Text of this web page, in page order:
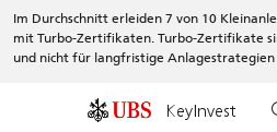
Im Durchschnitt erleiden 7 von 10
mit Turbo-Zertifikaten. Turbo-Zertifikate
und nicht für langfristige
KeyInvest